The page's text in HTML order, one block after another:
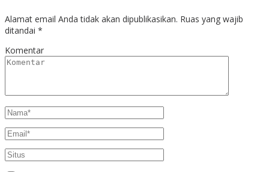
Alamat email Anda tidak akan dipublikasikan. Ruas yang wajib
ditandai *
Komentar